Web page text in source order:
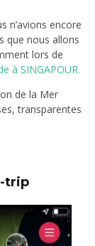
n’avions encore
que nous allons
lors de
à SINGAPOUR.
de la Mer
transparentes
trip